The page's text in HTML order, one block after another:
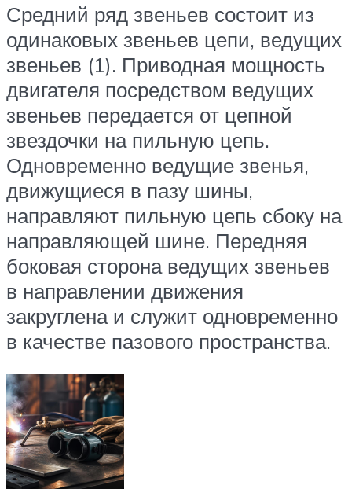
Средний ряд звеньев состоит из
одинаковых звеньев цепи, ведущих
звеньев (1). Приводная мощность
двигателя посредством ведущих
звеньев передается от цепной
звездочки на пильную цепь.
Одновременно ведущие звенья,
движущиеся в пазу шины,
направляют пильную цепь сбоку на
направляющей шине. Передняя
боковая сторона ведущих звеньев
в направлении движения
закруглена и служит одновременно
в качестве пазового пространства.